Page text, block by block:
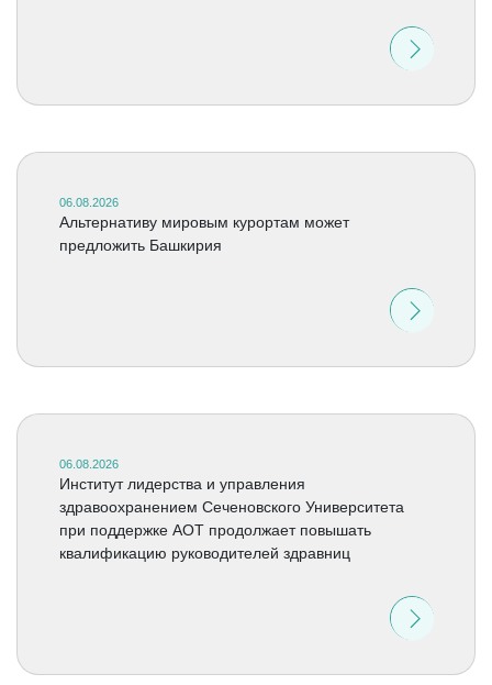
06.08.2026
Альтернативу мировым курортам может
предложить Башкирия
06.08.2026
Институт лидерства и управления
здравоохранением Сеченовского Университета
при поддержке АОТ продолжает повышать
квалификацию руководителей здравниц